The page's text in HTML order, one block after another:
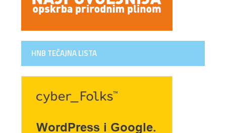
HNB TEČAJNA LISTA